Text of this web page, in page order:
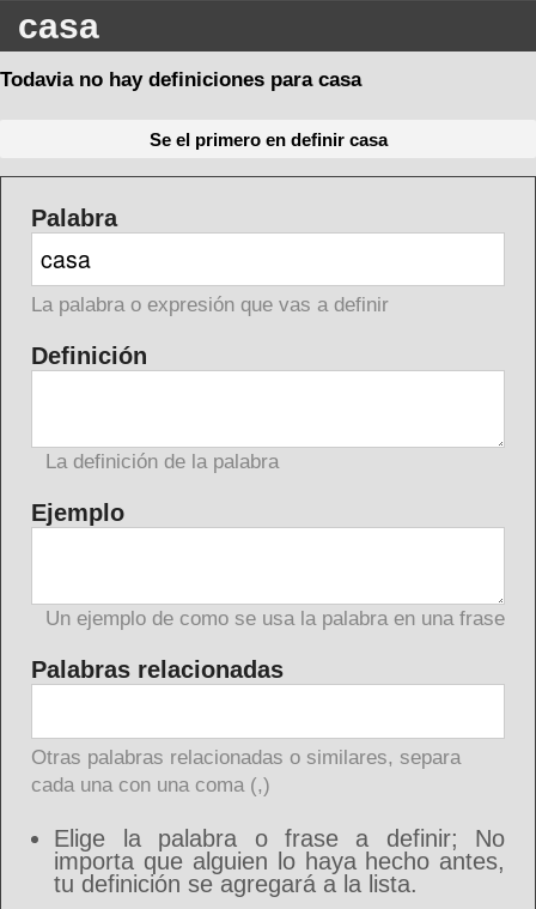
casa
Todavia no hay definiciones para casa
Se el primero en definir casa
Palabra
La palabra o expresión que vas a definir
Definición
La definición de la palabra
Ejemplo
Un ejemplo de como se usa la palabra en una frase
Palabras relacionadas
Otras palabras relacionadas o similares, separa
cada una con una coma (,)
Elige la palabra o frase a definir; No
importa que alguien lo haya hecho antes,
tu definición se agregará a la lista.